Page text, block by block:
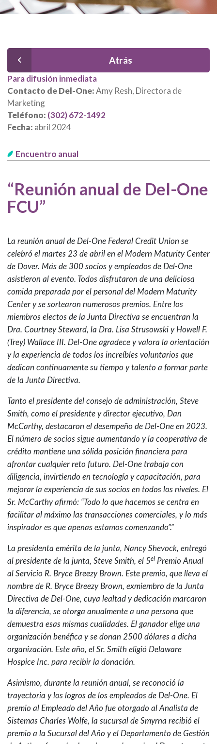
Atrás
Para difusión inmediata
Contacto de Del-One:Amy Resh, Directora de
Marketing
Teléfono: (302) 672-1492
Fecha: abril 2024
Encuentro anual
“Reunión anual de Del-One
FCU”
La reunión anual de Del-One Federal Credit Union se
celebró el martes 23 de abril en el Modern Maturity Center
de Dover. Más de 300 socios y empleados de Del-One
asistieron al evento. Todos disfrutaron de una deliciosa
comida preparada por el personal del Modern Maturity
Center y se sortearon numerosos premios. Entre los
miembros electos de la Junta Directiva se encuentran la
Dra. Courtney Steward, la Dra. Lisa Strusowski y Howell F.
(Trey) Wallace III. Del-One agradece y valora la orientación
y la experiencia de todos los increíbles voluntarios que
dedican continuamente su tiempo y talento a formar parte
de la Junta Directiva.
Tanto el presidente del consejo de administración, Steve
Smith, como el presidente y director ejecutivo, Dan
McCarthy, destacaron el desempeño de Del-One en 2023.
El número de socios sigue aumentando y la cooperativa de
crédito mantiene una sólida posición financiera para
afrontar cualquier reto futuro. Del-One trabaja con
diligencia, invirtiendo en tecnología y capacitación, para
mejorar la experiencia de sus socios en todos los niveles. El
Sr. McCarthy afirmó: “Todo lo que hacemos se centra en
facilitar al máximo las transacciones comerciales, y lo más
inspirador es que apenas estamos comenzando”.”
La presidenta emérita de la junta, Nancy Shevock, entregó
al presidente de la junta, Steve Smith, el 5el Premio Anual
al Servicio R. Bryce Breezy Brown. Este premio, que lleva el
nombre de R. Bryce Breezy Brown, exmiembro de la Junta
Directiva de Del-One, cuya lealtad y dedicación marcaron
la diferencia, se otorga anualmente a una persona que
demuestra esas mismas cualidades. El ganador elige una
organización benéfica y se donan 2500 dólares a dicha
organización. Este año, el Sr. Smith eligió Delaware
Hospice Inc. para recibir la donación.
Asimismo, durante la reunión anual, se reconoció la
trayectoria y los logros de los empleados de Del-One. El
premio al Empleado del Año fue otorgado al Analista de
Sistemas Charles Wolfe, la sucursal de Smyrna recibió el
premio a la Sucursal del Año y el Departamento de Gestión